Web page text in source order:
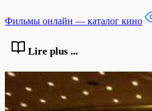
Фильмы онлайн — каталог кино
Lire plus ...